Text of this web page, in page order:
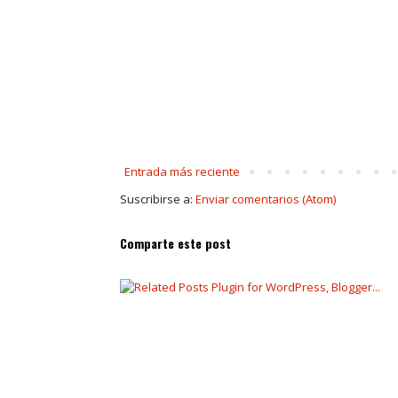
Entrada más reciente
Suscribirse a: Enviar comentarios (Atom)
Comparte este post